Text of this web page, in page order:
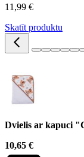
11,99 €
Skatīt produktu
Dvielis ar kapuci
10,65 €